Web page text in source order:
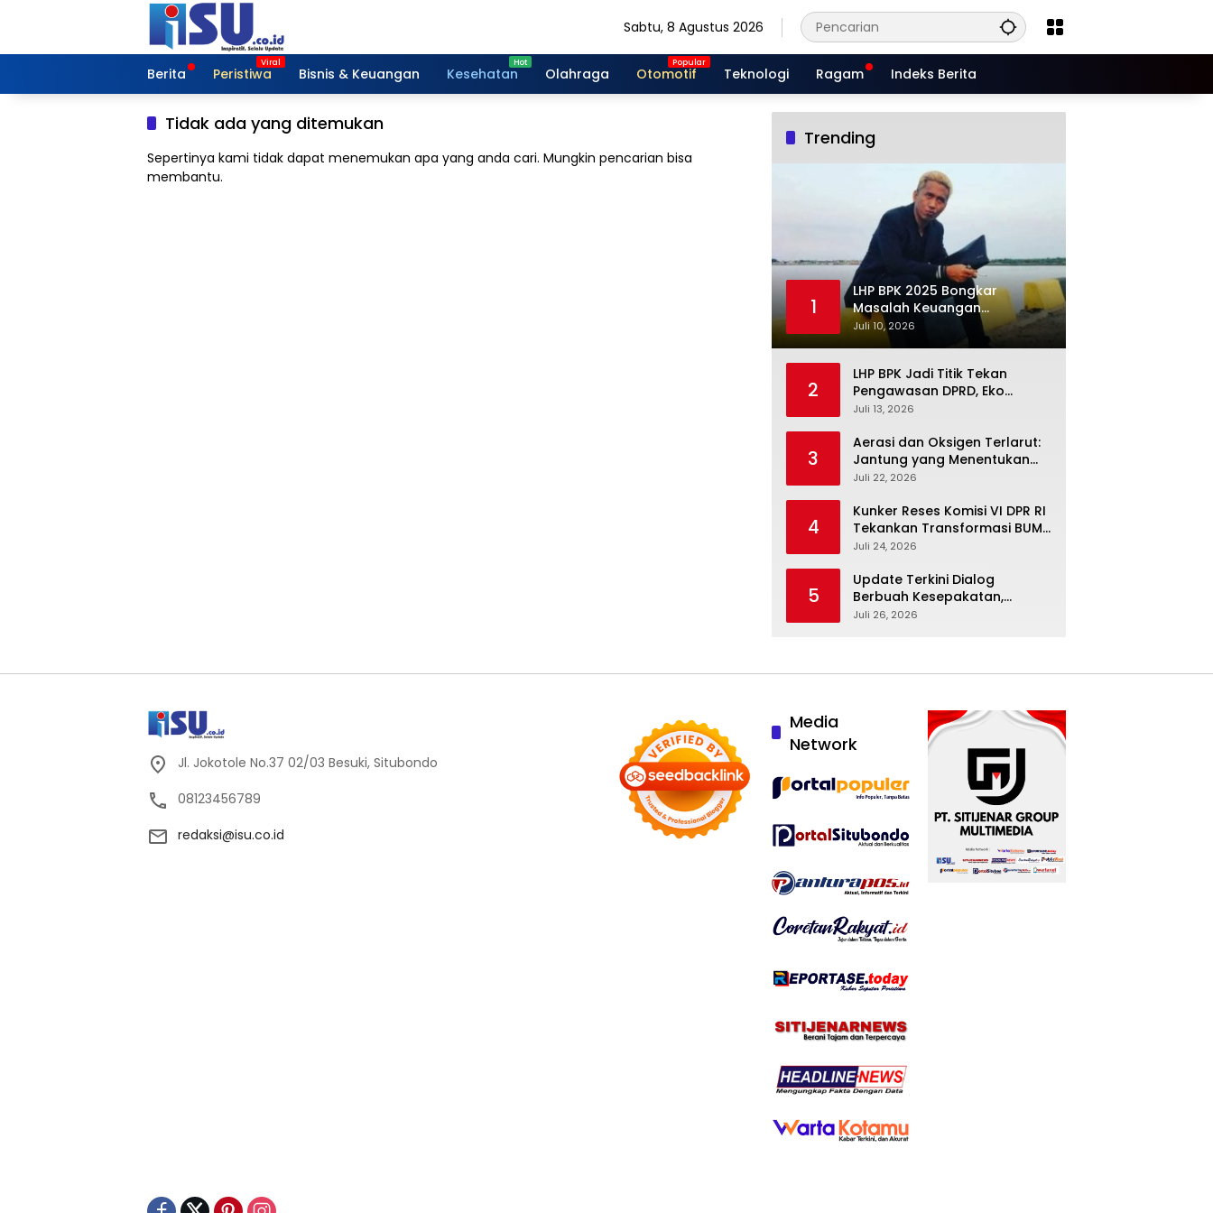
Sabtu, 8 Agustus 2026
Berita Peristiwa Bisnis & Keuangan Kesehatan Olahraga Otomotif Teknologi Ragam Indeks Berita
Tidak ada yang ditemukan
Sepertinya kami tidak dapat menemukan apa yang anda cari. Mungkin pencarian bisa
membantu.
Trending
1
LHP BPK 2025 Bongkar
Masalah Keuangan
Situbondo, Potensi Miliaran
Rupiah Masih Belum Terkelola
Juli 10, 2026
2
LHP BPK Jadi Titik Tekan
Pengawasan DPRD, Eko
Febriyanto Datangi Komisi IV
Berpijak pada Dokumen
Resmi Negara
Juli 13, 2026
3
Aerasi dan Oksigen Terlarut:
Jantung yang Menentukan
Hidup Tambak Vaname
Juli 22, 2026
4
Kunker Reses Komisi VI DPR RI
Tekankan Transformasi BUMN
Maritim, Nasim Khan Kawal
Juli 24, 2026
5
Update Terkini Dialog
Berbuah Kesepakatan,
SPBUN-SGN Batalkan Aksi
Juli 26, 2026
Jl. Jokotole No.37 02/03 Besuki, Situbondo
08123456789
redaksi@isu.co.id
Media
Network